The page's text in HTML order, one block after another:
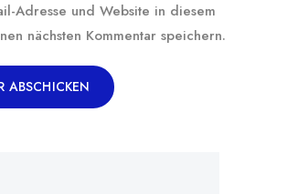
Adresse und Website in diesem
nächsten Kommentar speichern.